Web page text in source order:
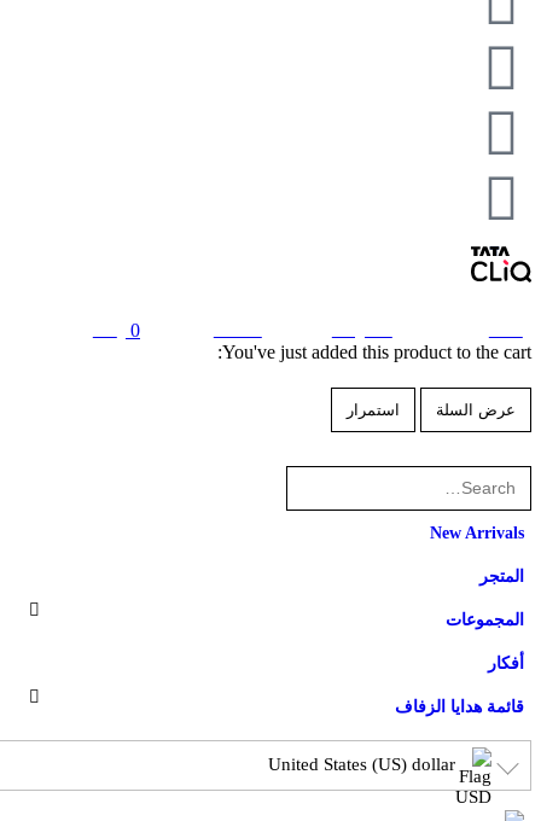
0
You've just added this product to the cart:
عرض السلة استمرار
New Arrivals
المتجر
المجموعات
أفكار
قائمة هدايا الزفاف
United States (US) dollar